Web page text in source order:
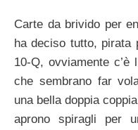
Carte da brivido per
ha deciso tutto, pirata
10-Q, ovviamente
che sembrano far
una bella doppia
aprono spiragli per